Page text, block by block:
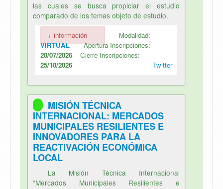
las cuales se busca propiciar el estudio
comparado de los temas objeto de estudio.
+ información
Modalidad:
VIRTUALApertura Inscripciones:
20/07/2026Cierre Inscripciones:
25/10/2026
Twitter
MISIÓN TÉCNICA
INTERNACIONAL: MERCADOS
MUNICIPALES RESILIENTES E
INNOVADORES PARA LA
REACTIVACIÓN ECONÓMICA
LOCAL
La Misión Técnica Internacional
“Mercados Municipales Resilientes e